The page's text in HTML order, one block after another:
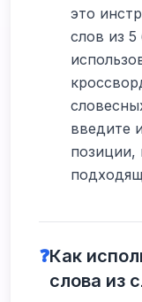
это
слов из
введите
позиции,
❓Как
слова из